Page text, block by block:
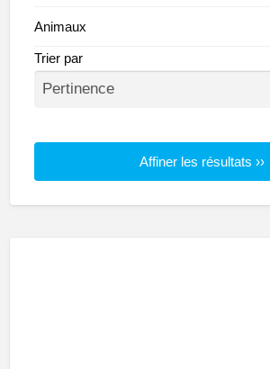
Animaux
Trier par
Affiner les résultats ››